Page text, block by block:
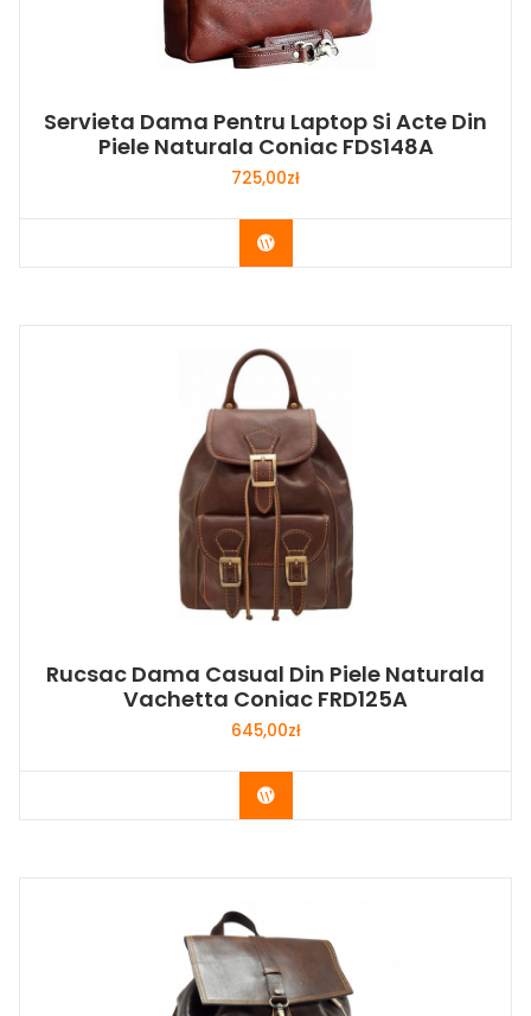
Servieta Dama Pentru Laptop Si Acte Din
Piele Naturala Coniac FDS148A
725,00zł
Buy Now
Rucsac Dama Casual Din Piele Naturala
Vachetta Coniac FRD125A
645,00zł
Buy Now